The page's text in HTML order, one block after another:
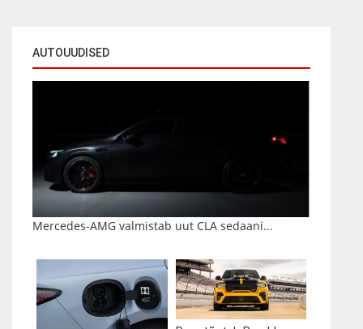
AUTOUUDISED
Mercedes-AMG valmistab uut CLA sedaani...